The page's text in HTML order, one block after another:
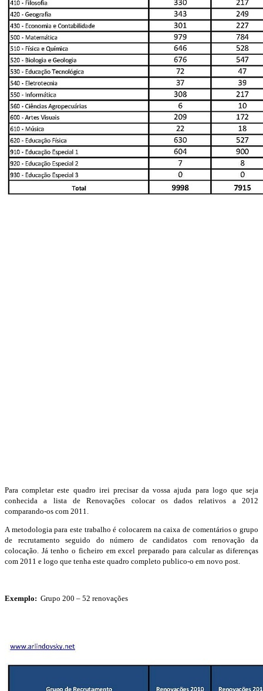
Para completar este quadro irei precisar da vossa ajuda para logo que seja
conhecida a lista de Renovações colocar os dados relativos a 2012
comparando-os com 2011.
A metodologia para este trabalho é colocarem na caixa de comentários o grupo
de recrutamento seguido do número de candidatos com renovação da
colocação. Já tenho o ficheiro em excel preparado para calcular as diferenças
com 2011 e logo que tenha este quadro completo publico-o em novo post.
Exemplo: Grupo 200 – 52 renovações